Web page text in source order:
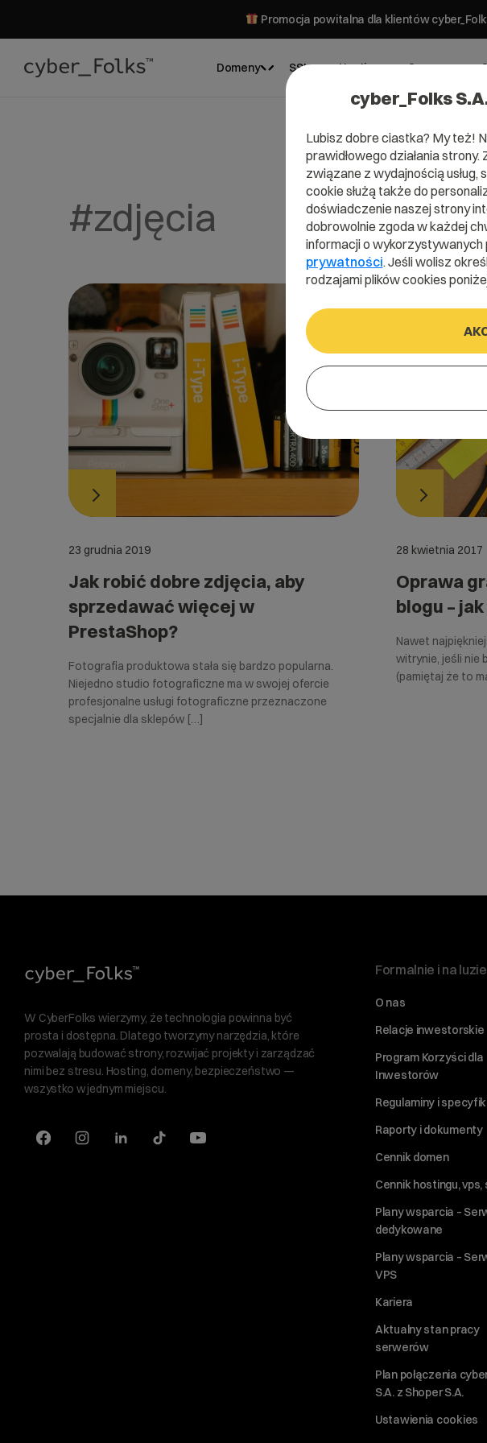
Promocja powitalna dla klientów
Domeny SSL Hosting Serwery
#zdjęcia
23 grudnia 2019
Jak robić dobre zdjęcia, aby
sprzedawać więcej w
PrestaShop?
Fotografia produktowa stała się bardzo popularna.
Niejedno studio fotograficzne ma w swojej ofercie
profesjonalne usługi fotograficzne przeznaczone
specjalnie dla sklepów […]
28 kwietnia 2017
Oprawa
blogu –
Nawet
witrynie, jeśli nie
(pamiętaj że to
W CyberFolks wierzymy, że technologia powinna być
prosta i dostępna. Dlatego tworzymy narzędzia, które
pozwalają budować strony, rozwijać projekty i zarządzać
nimi bez stresu. Hosting, domeny, bezpieczeństwo —
wszystko w jednym miejscu.
Formalnie i na luzie
O nas
Relacje inwestorskie
Program Korzyści dla
Inwestorów
Regulaminy i
Raporty i dokumenty
Cennik domen
Cennik hostingu, vps,
Plany wsparcia –
dedykowane
Plany wsparcia –
VPS
Kariera
Aktualny stan pracy
serwerów
Plan połączenia
S.A. z Shoper S.A.
Ustawienia cookies
cyber_Folks
Lubisz dobre ciastka? My też!
prawidłowego działania
związane z wydajnością usług,
cookie służą także do
doświadczenie naszej strony
dobrowolnie zgoda w każdej
informacji o
prywatności. Jeśli wolisz
rodzajami plików cookies